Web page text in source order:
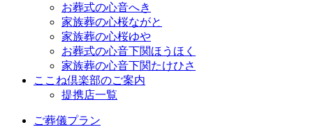
お葬式の心音へき
家族葬の心桜ながと
家族葬の心桜ゆや
お葬式の心音下関ほうほく
家族葬の心音下関たけひさ
ここね倶楽部のご案内
提携店一覧
ご葬儀プラン